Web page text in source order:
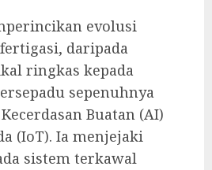
evolusi
daripada
ringkas kepada
sepenuhnya
Buatan (AI)
(IoT). Ia menjejaki
sistem terkawal